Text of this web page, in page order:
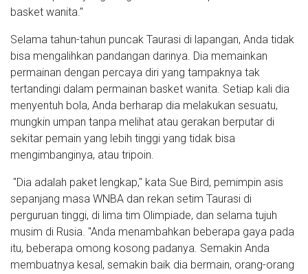
basket wanita."
Selama tahun-tahun puncak Taurasi di lapangan, Anda tidak
bisa mengalihkan pandangan darinya. Dia memainkan
permainan dengan percaya diri yang tampaknya tak
tertandingi dalam permainan basket wanita. Setiap kali dia
menyentuh bola, Anda berharap dia melakukan sesuatu,
mungkin umpan tanpa melihat atau gerakan berputar di
sekitar pemain yang lebih tinggi yang tidak bisa
mengimbanginya, atau tripoin.
"Dia adalah paket lengkap," kata Sue Bird, pemimpin asis
sepanjang masa WNBA dan rekan setim Taurasi di
perguruan tinggi, di lima tim Olimpiade, dan selama tujuh
musim di Rusia. "Anda menambahkan beberapa gaya pada
itu, beberapa omong kosong padanya. Semakin Anda
membuatnya kesal, semakin baik dia bermain, orang-orang